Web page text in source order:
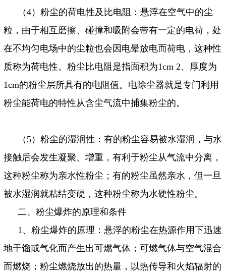
（4）粉尘的荷电性及比电阻：悬浮在空气中的尘
粒，由于相互磨擦、碰撞和吸附会带有一定的电荷，处
在不均匀电场中的尘粒也会因电晕放电而荷电，这种性
质称为荷电性。粉尘比电阻是指面积为1cm 2、厚度为
1cm的粉尘层所具有的电阻值。电除尘器就是专门利用
粉尘能荷电的特性从含尘气流中捕集粉尘的。
（ 5）粉尘的湿润性：有的粉尘容易被水湿润，与水
接触后会发生凝聚、增重，有利于粉尘从气流中分离，
这种粉尘称为亲水性粉尘；有的粉尘虽然亲水，但一旦
被水湿润就粘结变硬，这种粉尘称为水硬性粉尘。
二、粉尘爆炸的原理和条件
1、粉尘爆炸的原理：悬浮的粉尘在热源作用下迅速
地干馏或气化而产生出可燃气体；可燃气体与空气混合
而燃烧；粉尘燃烧放出的热量，以热传导和火焰辐射的